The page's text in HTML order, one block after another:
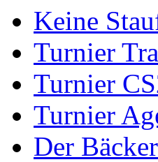
Keine
Turnier
Turnier
Turnier
Der